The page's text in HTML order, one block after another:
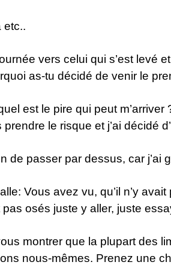
etc..
vers celui qui s’est levé
as-tu décidé de venir le
est le pire qui peut m’arriver
le risque et j’ai décidé
passer par dessus, car j’ai
Vous avez vu, qu’il n’y
pas osés juste y aller, juste
montrer que la plupart des
nous-mêmes. Prenez une